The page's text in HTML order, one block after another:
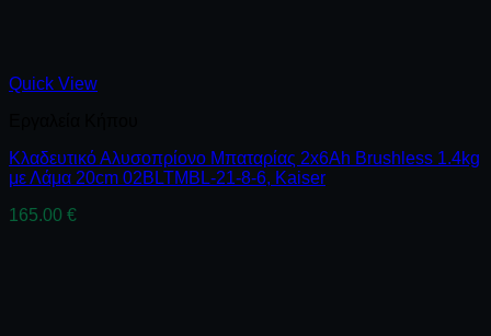
Quick View
Κλαδευτικό Αλυσοπρίονο Μπαταρίας 2x6Ah Brushless 1.4kg
με Λάμα 20cm 02BLTMBL-21-8-6, Kaiser
165.00 €